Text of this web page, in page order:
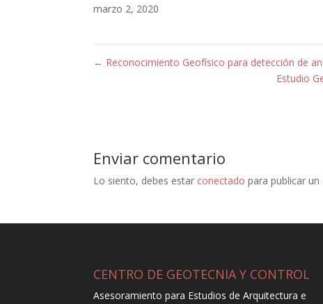
marzo 2, 2020
← Reconocimiento Geofísico para detección de
Estudio
Enviar comentario
Lo siento, debes estar conectado para publicar
CENTRO DE GEOTECNIA Y CONTROL
Asesoramiento para Estudios de Arquitectura e